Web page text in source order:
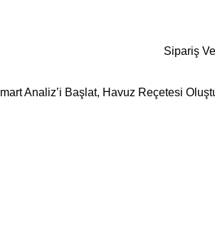
Sipariş
Analiz’i Başlat, Havuz Reçetesi